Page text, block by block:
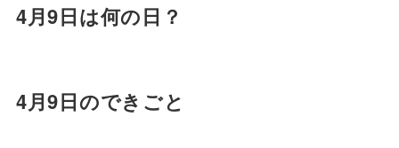
4月9日は何の日？
4月9日のできごと